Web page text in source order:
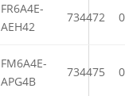
FR6A4E-
AEH42
734472
FM6A4E-
APG4B
734475